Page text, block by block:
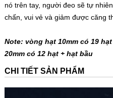
nó trên tay, người đeo sẽ tự
chấn, vui vẻ và giảm được căng
Note: vòng hạt 10mm có 19
20mm có 12 hạt + hạt bầu
CHI TIẾT SẢN PHẨM